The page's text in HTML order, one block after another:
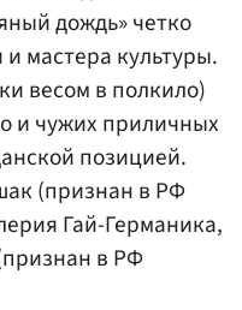
дождь» четко
мастера культуры.
весом в полкило)
и чужих приличных
позицией.
(признан в РФ
Гай-Германика,
в РФ